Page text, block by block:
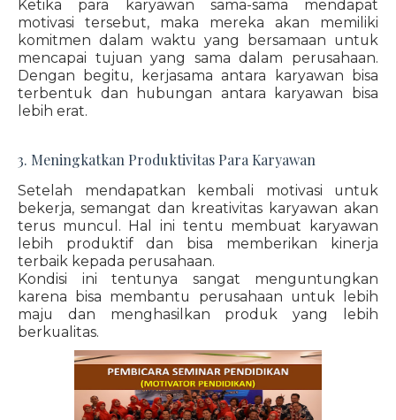
Ketika para karyawan sama-sama mendapat
motivasi tersebut, maka mereka akan memiliki
komitmen dalam waktu yang bersamaan untuk
mencapai tujuan yang sama dalam perusahaan.
Dengan begitu, kerjasama antara karyawan bisa
terbentuk dan hubungan antara karyawan bisa
lebih erat.
3. Meningkatkan Produktivitas Para Karyawan
Setelah mendapatkan kembali motivasi untuk
bekerja, semangat dan kreativitas karyawan akan
terus muncul. Hal ini tentu membuat karyawan
lebih produktif dan bisa memberikan kinerja
terbaik kepada perusahaan.
Kondisi ini tentunya sangat menguntungkan
karena bisa membantu perusahaan untuk lebih
maju dan menghasilkan produk yang lebih
berkualitas.